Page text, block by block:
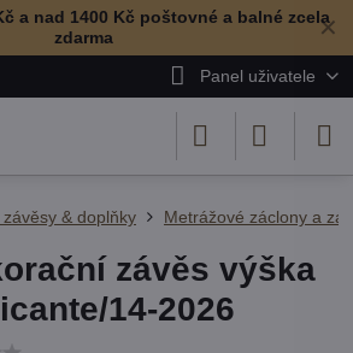
✕
a nad 1400 Kč poštovné a balné zcela
zdarma
Panel uživatele
& doplňky Metrážové záclony a
závěs výška
14-2026